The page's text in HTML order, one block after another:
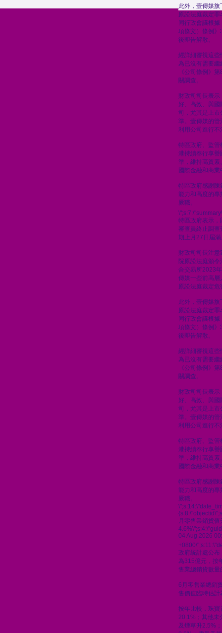
此外，壹傳媒
原訟法庭裁定
同行政會議根
項條文）條例
後即告解散。
經詳細審視這些
為已沒有需要繼
《公司條例》
關調查。
財政司司長表
好、高效、與國
司，尤其是上市
準。壹傳媒的管
利用公司進行不
特區政府、監管
港持續奉行享譽
準，維持高質素
國際金融和商
特區政府感謝陳
能力和高度的專
厥職。
特區政府表示，
審查員終止調查
期上月27日屆
財政司司長注
院原訟法庭頒
合交易所2023
傳媒一些前高
原訟法庭裁定
此外，壹傳媒
原訟法庭裁定
同行政會議根
項條文）條例
後即告解散。
經詳細審視這些
為已沒有需要繼
《公司條例》
關調查。
財政司司長表
好、高效、與國
司，尤其是上市
準。壹傳媒的管
利用公司進行不
特區政府、監管
港持續奉行享譽
準，維持高質素
國際金融和商
特區政府感謝陳
能力和高度的專
厥職。
月零售業銷貨值
04 Aug 2026
政府統計處公
為315億元，按
售業總銷貨數
6月零售業總銷
售價值臨時估
按年比較，珠寶
20.1%；其他未
及煙草升2.5%